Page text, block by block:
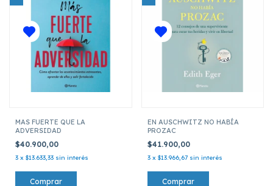
MAS FUERTE QUE LA
ADVERSIDAD
$40.900,00
3 x $13.633,33 sin interés
EN AUSCHWITZ NO HABÍA
PROZAC
$41.900,00
3 x $13.966,67 sin interés